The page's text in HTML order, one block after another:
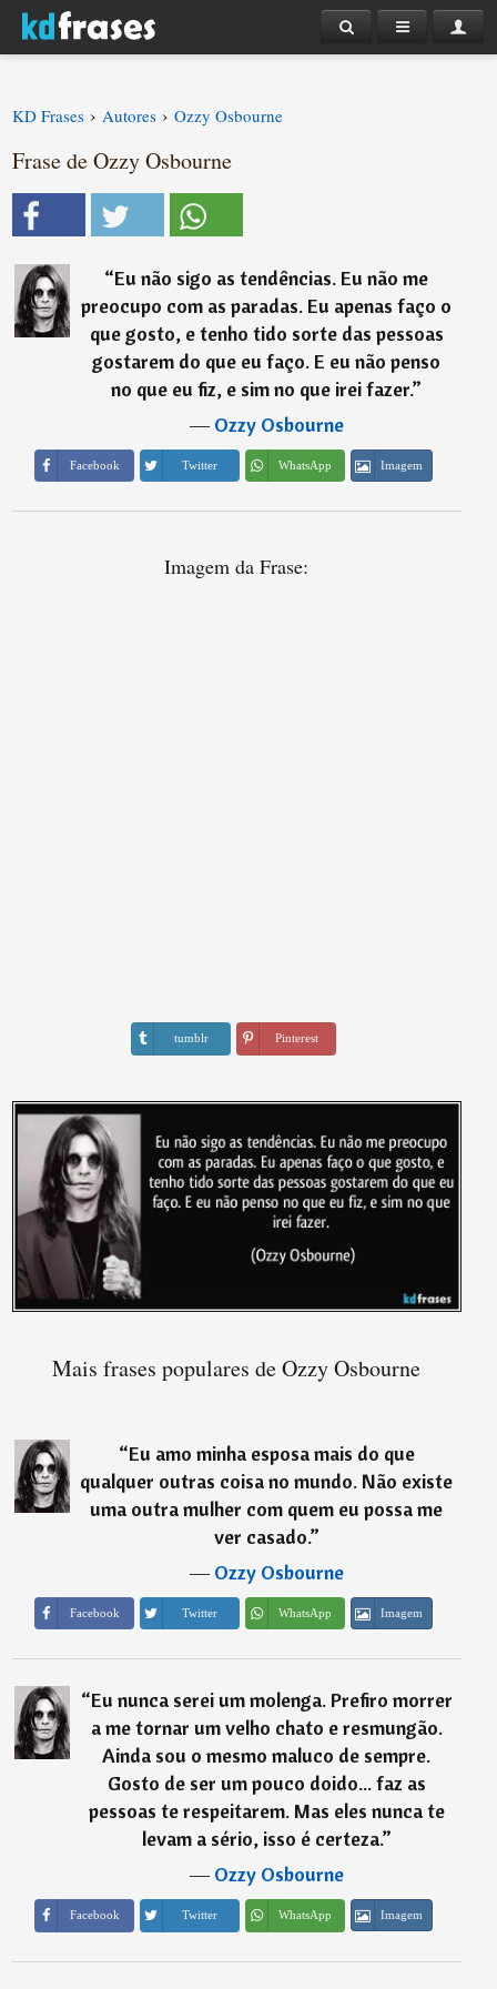
KD Frases › Autores › Ozzy Osbourne
Frase de Ozzy Osbourne
“Eu não sigo as tendências. Eu não me
preocupo com as paradas. Eu apenas faço o
que gosto, e tenho tido sorte das pessoas
gostarem do que eu faço. E eu não penso
no que eu fiz, e sim no que irei fazer.”
―Ozzy Osbourne
Facebook Twitter WhatsApp Imagem
Imagem da Frase:
tumblr Pinterest
Mais frases populares de Ozzy Osbourne
“Eu amo minha esposa mais do que
qualquer outras coisa no mundo. Não existe
uma outra mulher com quem eu possa me
ver casado.”
―Ozzy Osbourne
Facebook Twitter WhatsApp Imagem
“Eu nunca serei um molenga. Prefiro morrer
a me tornar um velho chato e resmungão.
Ainda sou o mesmo maluco de sempre.
Gosto de ser um pouco doido... faz as
pessoas te respeitarem. Mas eles nunca te
levam a sério, isso é certeza.”
―Ozzy Osbourne
Facebook Twitter WhatsApp Imagem